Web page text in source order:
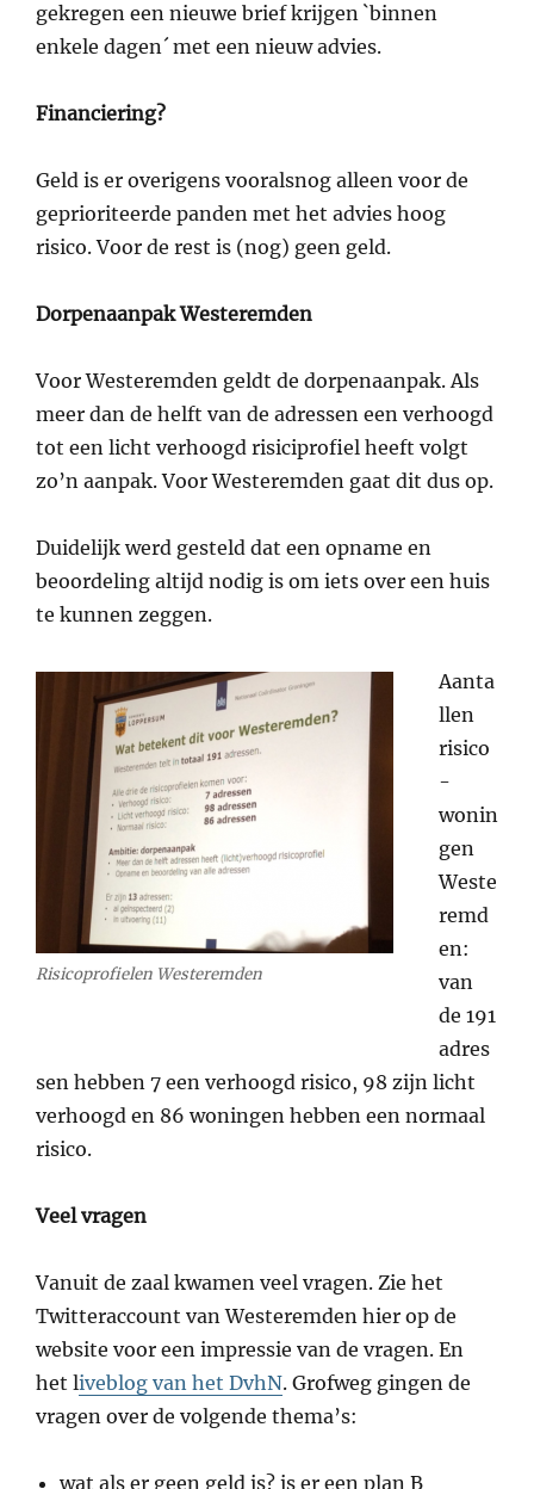
gekregen een nieuwe brief krijgen `binnen
enkele dagen´ met een nieuw advies.
Financiering?
Geld is er overigens vooralsnog alleen voor de
geprioriteerde panden met het advies hoog
risico. Voor de rest is (nog) geen geld.
Dorpenaanpak Westeremden
Voor Westeremden geldt de dorpenaanpak. Als
meer dan de helft van de adressen een verhoogd
tot een licht verhoogd risiciprofiel heeft volgt
zo’n aanpak. Voor Westeremden gaat dit dus op.
Duidelijk werd gesteld dat een opname en
beoordeling altijd nodig is om iets over een huis
te kunnen zeggen.
Risicoprofielen Westeremden
Aanta
llen
risico
-
wonin
gen
Weste
remd
en:
van
de 191
adres
sen hebben 7 een verhoogd risico, 98 zijn licht
verhoogd en 86 woningen hebben een normaal
risico.
Veel vragen
Vanuit de zaal kwamen veel vragen. Zie het
Twitteraccount van Westeremden hier op de
website voor een impressie van de vragen. En
het liveblog van het DvhN. Grofweg gingen de
vragen over de volgende thema’s:
wat als er geen geld is? is er een plan B